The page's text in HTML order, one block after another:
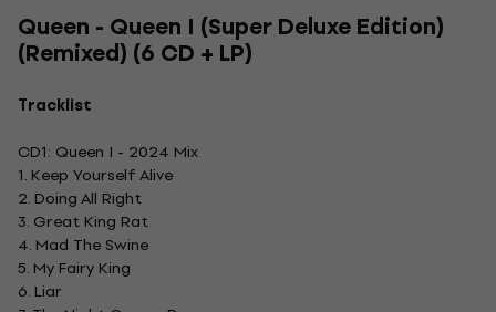
Queen - Queen I (Super Deluxe Edition)
(Remixed) (6 CD + LP)
Tracklist
CD1: Queen I - 2024 Mix
1. Keep Yourself Alive
2. Doing All Right
3. Great King Rat
4. Mad The Swine
5. My Fairy King
6. Liar